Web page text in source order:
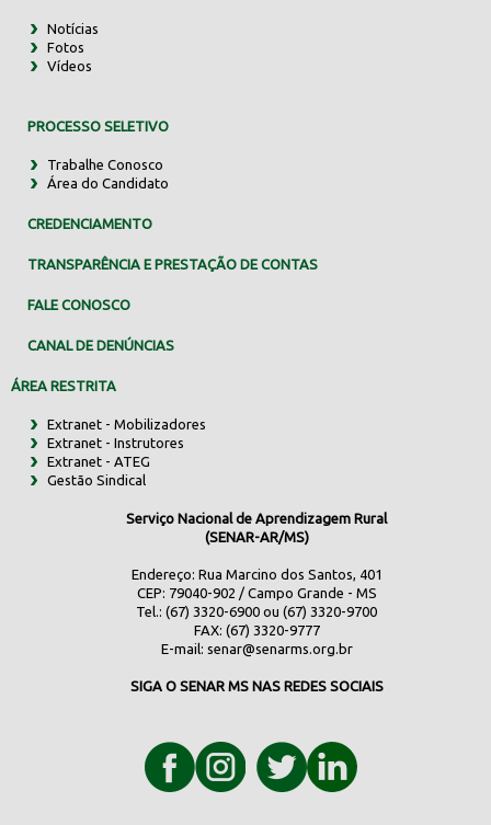
Notícias
Fotos
Vídeos
PROCESSO SELETIVO
Trabalhe Conosco
Área do Candidato
CREDENCIAMENTO
TRANSPARÊNCIA E PRESTAÇÃO DE CONTAS
FALE CONOSCO
CANAL DE DENÚNCIAS
ÁREA RESTRITA
Extranet - Mobilizadores
Extranet - Instrutores
Extranet - ATEG
Gestão Sindical
Serviço Nacional de Aprendizagem Rural
(SENAR-AR/MS)
Endereço: Rua Marcino dos Santos, 401
CEP: 79040-902 / Campo Grande - MS
Tel.: (67) 3320-6900 ou (67) 3320-9700
FAX: (67) 3320-9777
E-mail: senar@senarms.org.br
SIGA O SENAR MS NAS REDES SOCIAIS